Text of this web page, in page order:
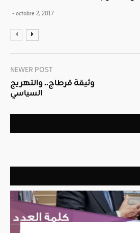
- octobre 2, 2017
NEWER POST
وثيقة قرطاج.. والتهريج
السياسي